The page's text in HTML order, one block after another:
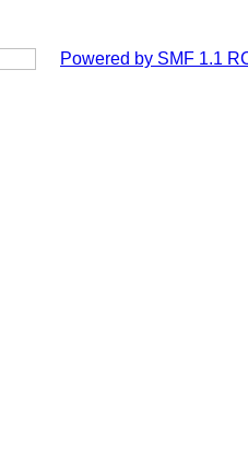
Powered by SMF 1.1